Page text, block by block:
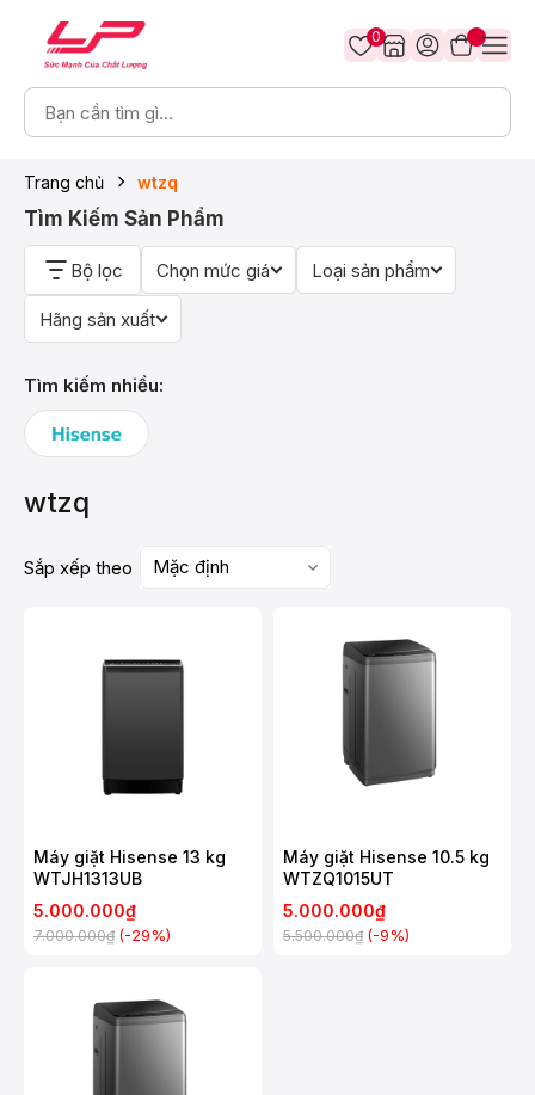
0
Trang chủ wtzq
Tìm Kiếm Sản Phẩm
Bộ lọc Chọn mức giá Loại sản phẩm
Hãng sản xuất
Tìm kiếm nhiều:
wtzq
Sắp xếp theo Mặc định
Máy giặt Hisense 13 kg
WTJH1313UB
5.000.000₫
7.000.000₫ (-29%)
Máy giặt Hisense 10.5 kg
WTZQ1015UT
5.000.000₫
5.500.000₫ (-9%)